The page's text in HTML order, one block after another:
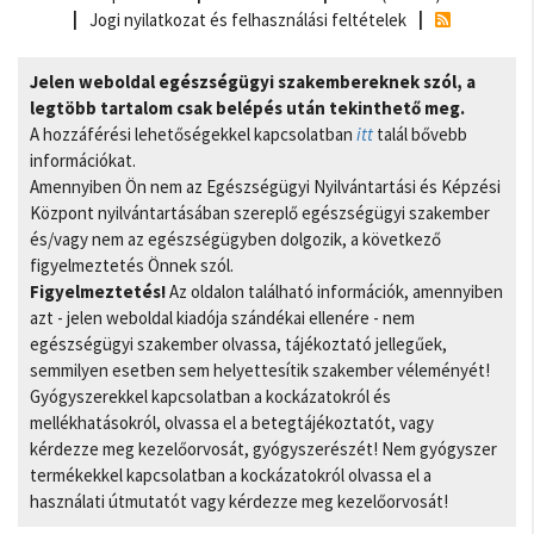
Jogi nyilatkozat és felhasználási feltételek
Jelen weboldal egészségügyi szakembereknek szól, a
legtöbb tartalom csak belépés után tekinthető meg.
A hozzáférési lehetőségekkel kapcsolatban itt talál bővebb
információkat.
Amennyiben Ön nem az Egészségügyi Nyilvántartási és Képzési
Központ nyilvántartásában szereplő egészségügyi szakember
és/vagy nem az egészségügyben dolgozik, a következő
figyelmeztetés Önnek szól.
Figyelmeztetés!Az oldalon található információk, amennyiben
azt - jelen weboldal kiadója szándékai ellenére - nem
egészségügyi szakember olvassa, tájékoztató jellegűek,
semmilyen esetben sem helyettesítik szakember véleményét!
Gyógyszerekkel kapcsolatban a kockázatokról és
mellékhatásokról, olvassa el a betegtájékoztatót, vagy
kérdezze meg kezelőorvosát, gyógyszerészét! Nem gyógyszer
termékekkel kapcsolatban a kockázatokról olvassa el a
használati útmutatót vagy kérdezze meg kezelőorvosát!